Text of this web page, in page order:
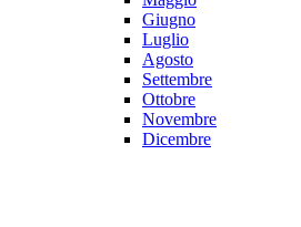
Giugno
Luglio
Agosto
Settembre
Ottobre
Novembre
Dicembre